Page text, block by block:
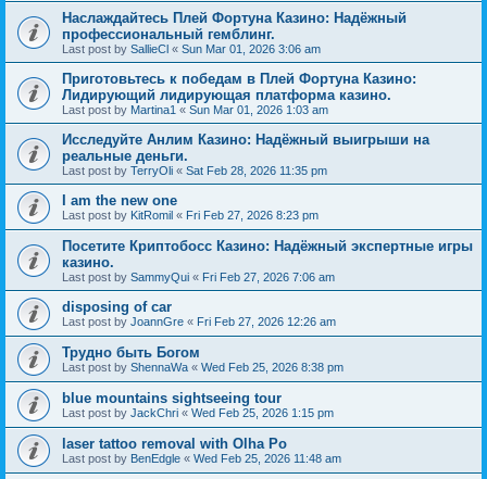
Наслаждайтесь Плей Фортуна Казино: Надёжный
профессиональный гемблинг.
Last post by SallieCl « Sun Mar 01, 2026 3:06 am
Приготовьтесь к победам в Плей Фортуна Казино:
Лидирующий лидирующая платформа казино.
Last post by Martina1 « Sun Mar 01, 2026 1:03 am
Исследуйте Анлим Казино: Надёжный выигрыши на
реальные деньги.
Last post by TerryOli « Sat Feb 28, 2026 11:35 pm
I am the new one
Last post by KitRomil « Fri Feb 27, 2026 8:23 pm
Посетите Криптобосс Казино: Надёжный экспертные игры
казино.
Last post by SammyQui « Fri Feb 27, 2026 7:06 am
disposing of car
Last post by JoannGre « Fri Feb 27, 2026 12:26 am
Трудно быть Богом
Last post by ShennaWa « Wed Feb 25, 2026 8:38 pm
blue mountains sightseeing tour
Last post by JackChri « Wed Feb 25, 2026 1:15 pm
laser tattoo removal with Olha Po
Last post by BenEdgle « Wed Feb 25, 2026 11:48 am